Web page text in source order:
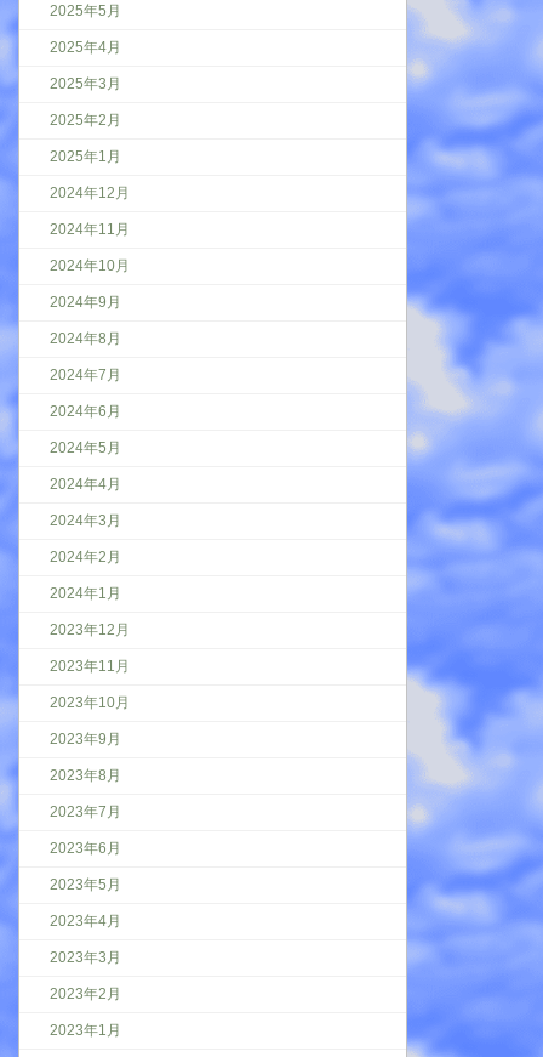
2025年5月
2025年4月
2025年3月
2025年2月
2025年1月
2024年12月
2024年11月
2024年10月
2024年9月
2024年8月
2024年7月
2024年6月
2024年5月
2024年4月
2024年3月
2024年2月
2024年1月
2023年12月
2023年11月
2023年10月
2023年9月
2023年8月
2023年7月
2023年6月
2023年5月
2023年4月
2023年3月
2023年2月
2023年1月